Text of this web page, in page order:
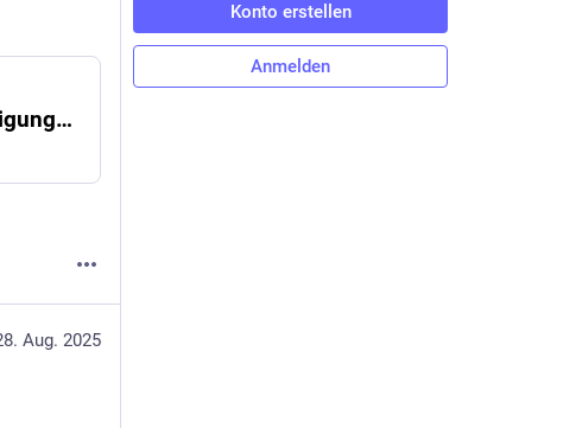
Grüne kritisieren Regierung als "Ankündigungsweltmeister"
Aug. 2025
Konto erstellen
Anmelden